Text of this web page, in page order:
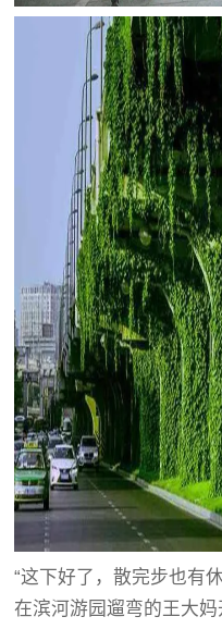
“这下好了，散完步也有
在滨河游园遛弯的王大妈